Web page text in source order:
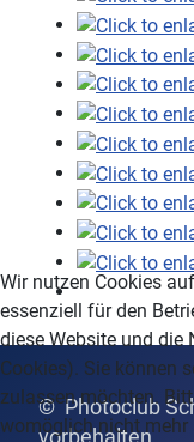
© Photoclub
vorbehalten
Wir nutzen Cookies
essenziell für den
diese Website und die
Cookies). Sie können
zulassen möchten.
womöglich nicht mehr